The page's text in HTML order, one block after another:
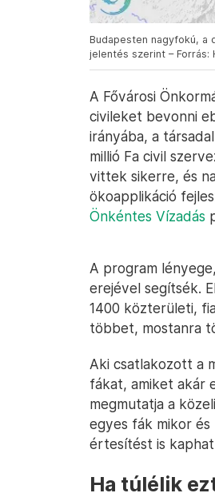
Budapesten nagyfokú, a
jelentés szerint – Forrás:
A Fővárosi
civileket bevonni
irányába, a
millió Fa civil
vittek sikerre, és
ökoapplikáció
Önkéntes Vízadás
A program
erejével segítsék.
1400 közterületi,
többet, mostanra
Aki csatlakozott a
fákat, amiket akár
megmutatja a
egyes fák mikor
értesítést is
Ha túlélik